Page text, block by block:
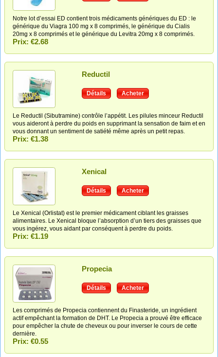
Notre lot d’essai ED contient trois médicaments génériques du ED : le
générique du Viagra 100 mg x 8 comprimés, le générique du Cialis
20mg x 8 comprimés et le générique du Levitra 20mg x 8 comprimés.
Prix: €2.68
Reductil
Détails Acheter
Le Reductil (Sibutramine) contrôle l’appétit. Les pilules minceur Reductil
vous aideront à perdre du poids en supprimant la sensation de faim et en
vous donnant un sentiment de satiété même après un petit repas.
Prix: €1.38
Xenical
Détails Acheter
Le Xenical (Orlistat) est le premier médicament ciblant les graisses
alimentaires. Le Xenical bloque l’absorption d’un tiers des graisses que
vous ingérez, vous aidant par conséquent à perdre du poids.
Prix: €1.19
Propecia
Détails Acheter
Les comprimés de Propecia contiennent du Finasteride, un ingrédient
actif empêchant la formation de DHT. Le Propecia a prouvé être efficace
pour empêcher la chute de cheveux ou pour inverser le cours de cette
dernière.
Prix: €0.55